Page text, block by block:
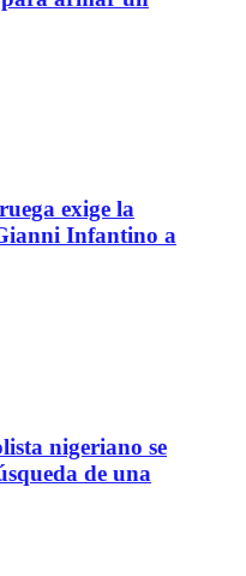
exige la
Infantino a
nigeriano se
de una